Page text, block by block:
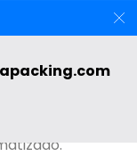
líquidas de
de
.